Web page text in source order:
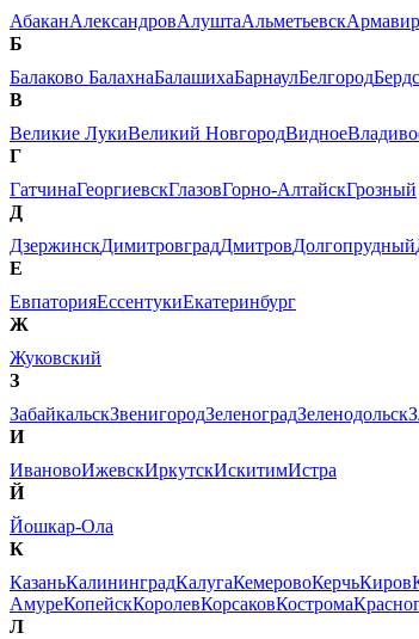
АбаканАлександровАлуштаАльметьевскАрмавир
Б
Балаково БалахнаБалашихаБарнаулБелгород
В
Великие ЛукиВеликий НовгородВидное
Г
ГатчинаГеоргиевскГлазовГорно-АлтайскГрозный
Д
ДзержинскДимитровградДмитровДолгопрудный
Е
ЕвпаторияЕссентукиЕкатеринбург
Ж
Жуковский
З
ЗабайкальскЗвенигородЗеленоградЗеленодольск
И
ИвановоИжевскИркутскИскитимИстра
Й
Йошкар-Ола
К
КазаньКалининградКалугаКемеровоКерчьКиров
АмуреКопейскКоролевКорсаковКострома
Л